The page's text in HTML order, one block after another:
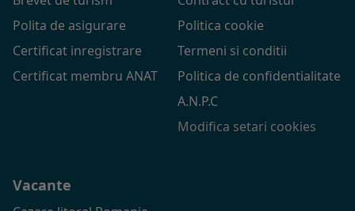
Polita de asigurare
Certificat inregistrare
Certificat membru ANAT
Politica cookie
Termeni si conditii
Politica de confidentialitate
A.N.P.C
Modifica setari cookies
Vacante